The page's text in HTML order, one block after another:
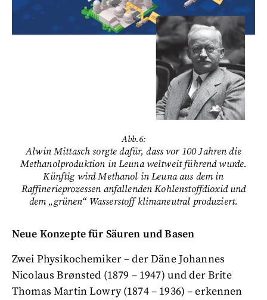
Abb.6:
Alwin Mittasch sorgte dafür, dass vor 100 Jahren die
Methanolproduktion in Leuna weltweit führend wurde.
Künftig wird Methanol in Leuna aus dem in
Raffinerieprozessen anfallenden Kohlenstoffdioxid und
dem „grünen“ Wasserstoff klimaneutral produziert.
Neue Konzepte für Säuren und Basen
Zwei Physikochemiker – der Däne Johannes
Nicolaus Brønsted (1879 – 1947) und der Brite
Thomas Martin Lowry (1874 – 1936) – erkennen